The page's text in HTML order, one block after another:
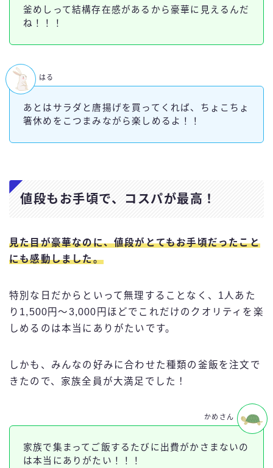
釜めしって結構存在感があるから豪華に見えるんだ
ね！！！
あとはサラダと唐揚げを買ってくれば、ちょこちょ
箸休めをこつまみながら楽しめるよ！！
はる
値段もお手頃で、コスパが最高！
見た目が豪華なのに、値段がとてもお手頃だったこと
にも感動しました。
特別な日だからといって無理することなく、1人あた
り1,500円〜3,000円ほどでこれだけのクオリティを楽
しめるのは本当にありがたいです。
しかも、みんなの好みに合わせた種類の釜飯を注文で
きたので、家族全員が大満足でした！
家族で集まってご飯するたびに出費がかさまないの
は本当にありがたい！！！
かめさん